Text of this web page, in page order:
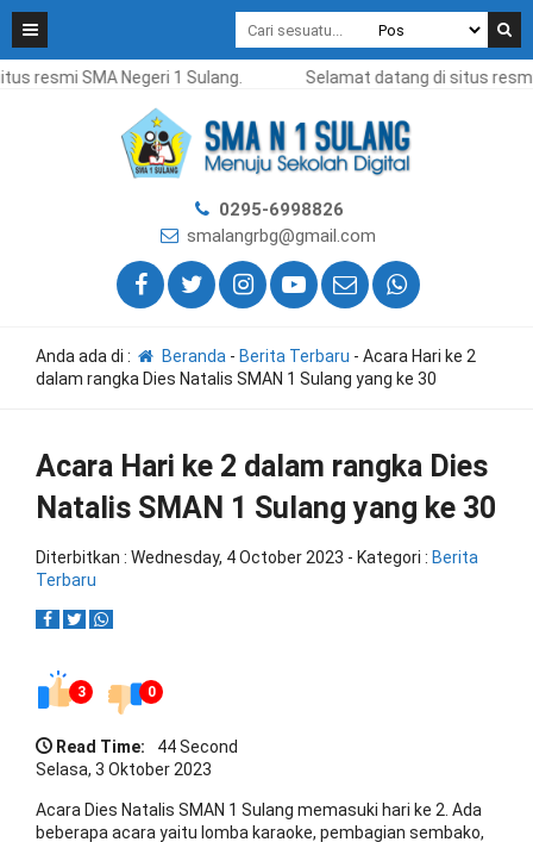
SMA Negeri 1 Sulang. Selamat datang di situs resmi
0295-6998826
smalangrbg@gmail.com
Anda ada di : Beranda - Berita Terbaru - Acara Hari ke 2
dalam rangka Dies Natalis SMAN 1 Sulang yang ke 30
Acara Hari ke 2 dalam rangka Dies
Natalis SMAN 1 Sulang yang ke 30
Diterbitkan : Wednesday, 4 October 2023 - Kategori : Berita
Terbaru
3 0
Read Time:
44 Second
Selasa, 3 Oktober 2023
Acara Dies Natalis SMAN 1 Sulang memasuki hari ke 2. Ada
beberapa acara yaitu lomba karaoke, pembagian sembako,